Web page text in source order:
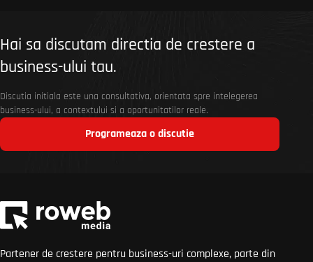
Hai sa discutam directia de crestere a
business-ului tau.
Discutia initiala este una consultativa, orientata spre intelegerea
business-ului, a contextului si a oportunitatilor reale.
Programeaza o discutie
Partener de crestere pentru business-uri complexe, parte din